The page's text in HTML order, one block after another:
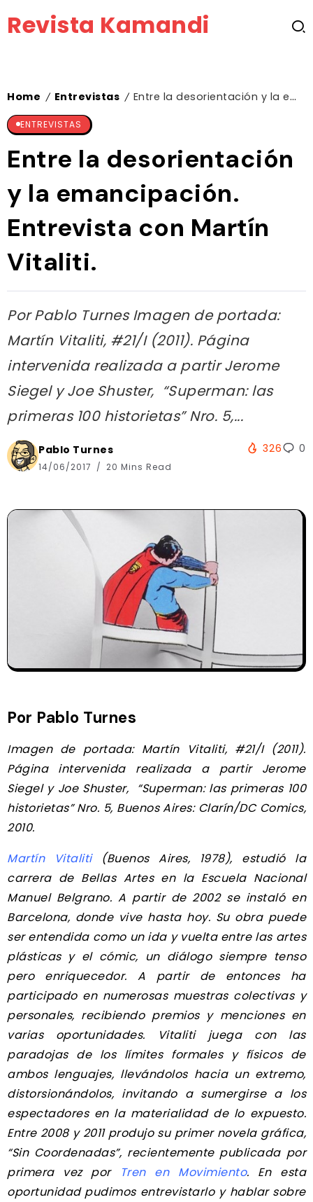
Revista Kamandi
Home / Entrevistas / Entre la desorientación y la emancipación. Entrevista con Martín Vitaliti.
ENTREVISTAS
Entre la desorientación
y la emancipación.
Entrevista con Martín
Vitaliti.
Por Pablo Turnes Imagen de portada:
Martín Vitaliti, #21/I (2011). Página
intervenida realizada a partir Jerome
Siegel y Joe Shuster, “Superman: las
primeras 100 historietas” Nro. 5,...
Pablo Turnes
14/06/2017 20 Mins Read
326 0
Por Pablo Turnes
Imagen de portada: Martín Vitaliti, #21/I (2011).
Página intervenida realizada a partir Jerome
Siegel y Joe Shuster, “Superman: las primeras 100
historietas” Nro. 5, Buenos Aires: Clarín/DC Comics,
2010.
Martín Vitaliti(Buenos Aires, 1978), estudió la
carrera de Bellas Artes en la Escuela Nacional
Manuel Belgrano. A partir de 2002 se instaló en
Barcelona, donde vive hasta hoy. Su obra puede
ser entendida como un ida y vuelta entre las artes
plásticas y el cómic, un diálogo siempre tenso
pero enriquecedor. A partir de entonces ha
participado en numerosas muestras colectivas y
personales, recibiendo premios y menciones en
varias oportunidades. Vitaliti juega con las
paradojas de los límites formales y físicos de
ambos lenguajes, llevándolos hacia un extremo,
distorsionándolos, invitando a sumergirse a los
espectadores en la materialidad de lo expuesto.
Entre 2008 y 2011 produjo su primer novela gráfica,
“Sin Coordenadas”, recientemente publicada por
primera vez por
Tren en Movimiento. En esta
oportunidad pudimos entrevistarlo y hablar sobre